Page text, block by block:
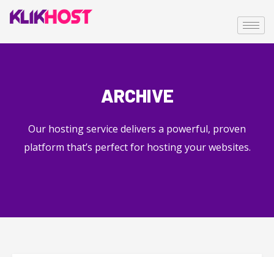
ARCHIVE
Our hosting service delivers a powerful, proven
platform that’s perfect for hosting your websites.